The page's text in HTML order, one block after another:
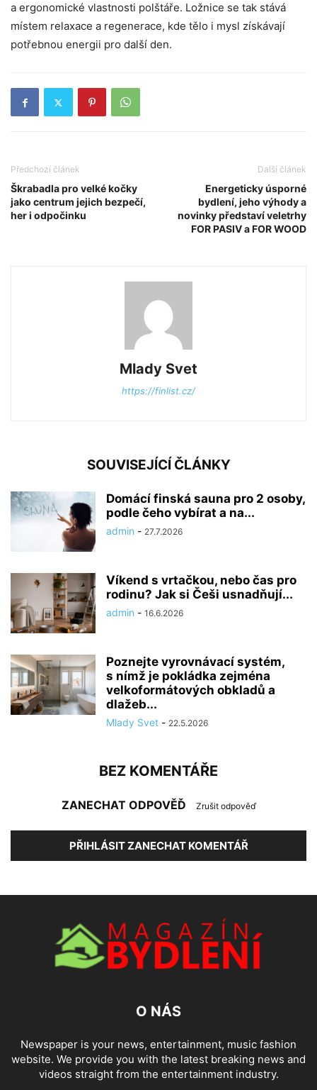
a ergonomické vlastnosti polštáře. Ložnice se tak stává
místem relaxace a regenerace, kde tělo i mysl získávají
potřebnou energii pro další den.
Předchozí článek
Škrabadla pro velké kočky
jako centrum jejich bezpečí,
her i odpočinku
Další článek
Energeticky úsporné
bydlení, jeho výhody a
novinky představí veletrhy
FOR PASIV a FOR WOOD
Mlady Svet
https://finlist.cz/
SOUVISEJÍCÍ ČLÁNKY
Domácí finská sauna pro 2 osoby,
podle čeho vybírat a na...
admin - 27.7.2026
Víkend s vrtačkou, nebo čas pro
rodinu? Jak si Češi usnadňují...
admin - 16.6.2026
Poznejte vyrovnávací systém,
s nímž je pokládka zejména
velkoformátových obkladů a
dlažeb...
Mlady Svet - 22.5.2026
BEZ KOMENTÁŘE
ZANECHAT ODPOVĚĎ Zrušit odpověď
PŘIHLÁSIT ZANECHAT KOMENTÁŘ
O NÁS
Newspaper is your news, entertainment, music fashion
website. We provide you with the latest breaking news and
videos straight from the entertainment industry.